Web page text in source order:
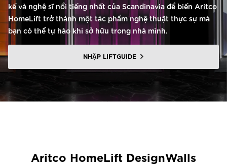
kế và nghệ sĩ nổi tiếng nhất của Scandinavia để biến Aritco
HomeLift trở thành một tác phẩm nghệ thuật thực sự mà
bạn có thể tự hào khi sở hữu trong nhà mình.
NHẬP LIFTGUIDE
Aritco HomeLift DesignWalls